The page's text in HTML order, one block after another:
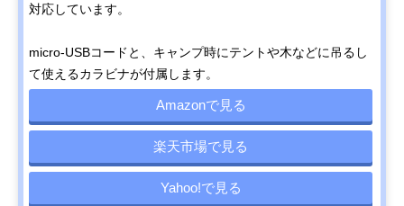
対応しています。
micro-USBコードと、キャンプ時にテントや木などに吊るし
て使えるカラビナが付属します。
Amazonで見る
楽天市場で見る
Yahoo!で見る